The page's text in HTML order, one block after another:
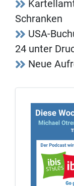
Schranken
USA-
24 unter
Neue